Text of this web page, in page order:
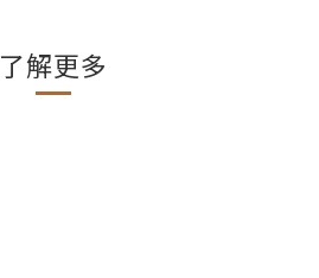
了解更多